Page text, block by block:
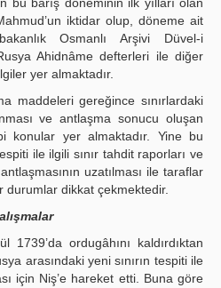
iktidar olup, döneme ait
Osmanlı Arşivi Düvel-i
Ahidnâme defterleri ile diğer
yer almaktadır.
maddeleri gereğince sınırlardaki
ve antlaşma sonucu oluşan
konular yer almaktadır. Yine bu
ile ilgili sınır tahdit raporları ve
uzatılması ile taraflar
durumlar dikkat çekmektedir.
1739’da ordugâhını kaldırdıktan
arasındaki yeni sınırın tespiti ile
için Niş’e hareket etti. Buna göre